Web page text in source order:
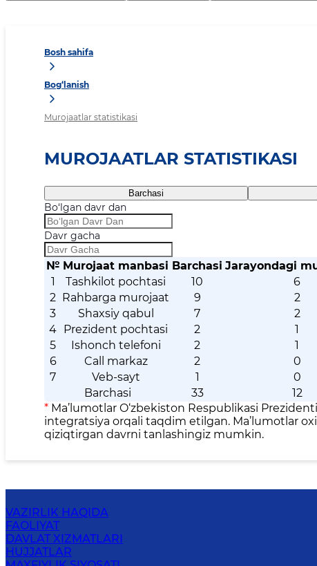
Bosh sahifa
Bog‘lanish
Murojaatlar statistikasi
MUROJAATLAR STATISTIKASI
Barchasi
Bo‘lgan davr dan
Davr gacha
№ Murojaat manbasi Barchasi Jarayondagi
1
Tashkilot pochtasi 10 6
2
Rahbarga murojaat 9 2
3
Shaxsiy qabul 7 2
4
Prezident pochtasi 2 1
5
Ishonch telefoni 2 1
6
Call markaz 2 0
7
Veb-sayt 1 0
Barchasi
33 12
* Ma’lumotlar O‘zbekiston Respublikasi
integratsiya orqali taqdim etilgan. Ma’lumotlar
qiziqtirgan davrni tanlashingiz mumkin.
VAZIRLIK HAQIDA
FAOLIYAT
DAVLAT XIZMATLARI
HUJJATLAR